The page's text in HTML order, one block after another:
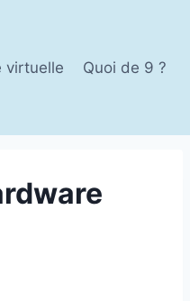
virtuelle Quoi de 9 ?